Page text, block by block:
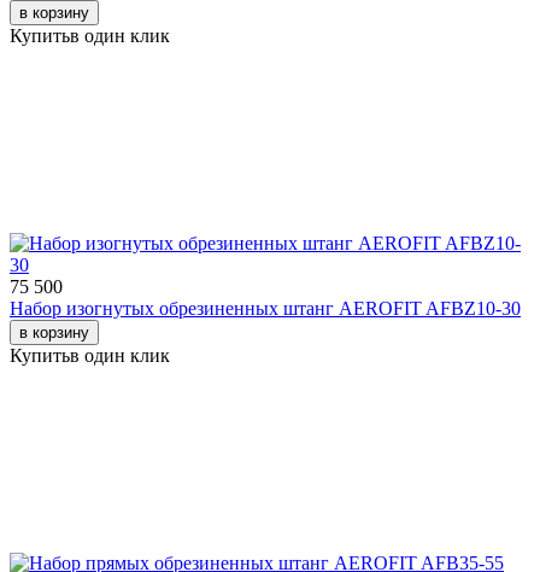
в корзину
Купитьв один клик
75 500
Набор изогнутых обрезиненных штанг AEROFIT AFBZ10-30
в корзину
Купитьв один клик